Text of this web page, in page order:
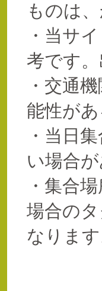
ものは
・当サ
考です
・交通
能性が
・当日
い場合が
・集合
場合の
なります